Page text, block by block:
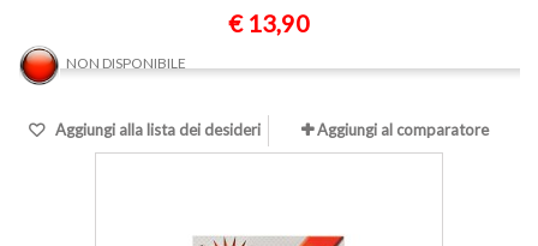
€ 13,90
NON DISPONIBILE
Aggiungi alla lista dei desideri Aggiungi al comparatore